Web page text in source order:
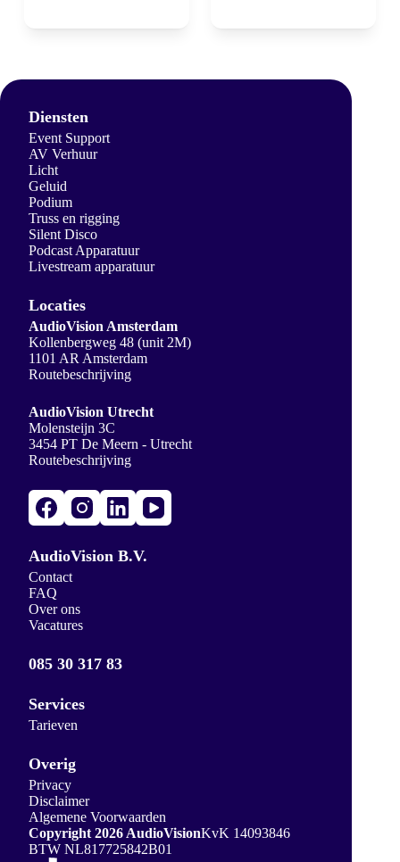
Diensten
Event Support
AV Verhuur
Licht
Geluid
Podium
Truss en rigging
Silent Disco
Podcast Apparatuur
Livestream apparatuur
Locaties
AudioVision Amsterdam
Kollenbergweg 48 (unit 2M)
1101 AR Amsterdam
Routebeschrijving
AudioVision Utrecht
Molensteijn 3C
3454 PT De Meern - Utrecht
Routebeschrijving
AudioVision B.V.
Contact
FAQ
Over ons
Vacatures
085 30 317 83
Services
Tarieven
Overig
Privacy
Disclaimer
Algemene Voorwaarden
Copyright 2026 AudioVisionKvK 14093846
BTW NL817725842B01